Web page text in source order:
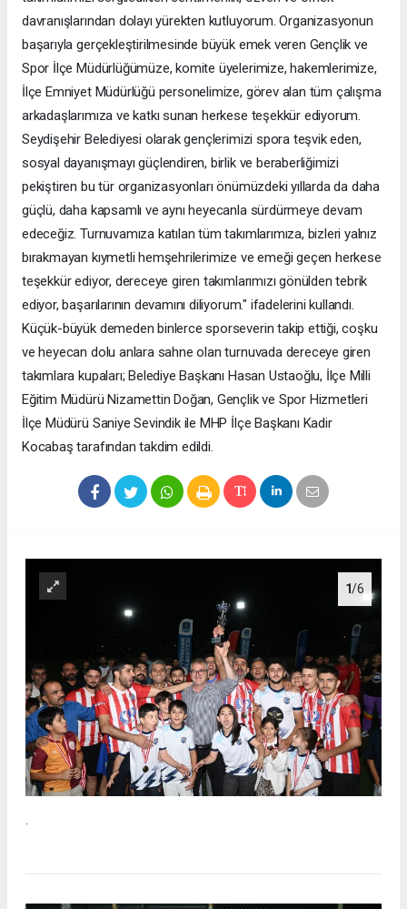
davranışlarından dolayı yürekten kutluyorum. Organizasyonun
başarıyla gerçekleştirilmesinde büyük emek veren Gençlik ve
Spor İlçe Müdürlüğümüze, komite üyelerimize, hakemlerimize,
İlçe Emniyet Müdürlüğü personelimize, görev alan tüm çalışma
arkadaşlarımıza ve katkı sunan herkese teşekkür ediyorum.
Seydişehir Belediyesi olarak gençlerimizi spora teşvik eden,
sosyal dayanışmayı güçlendiren, birlik ve beraberliğimizi
pekiştiren bu tür organizasyonları önümüzdeki yıllarda da daha
güçlü, daha kapsamlı ve aynı heyecanla sürdürmeye devam
edeceğiz. Turnuvamıza katılan tüm takımlarımıza, bizleri yalnız
bırakmayan kıymetli hemşehrilerimize ve emeği geçen herkese
teşekkür ediyor, dereceye giren takımlarımızı gönülden tebrik
ediyor, başarılarının devamını diliyorum." ifadelerini kullandı.
Küçük-büyük demeden binlerce sporseverin takip ettiği, coşku
ve heyecan dolu anlara sahne olan turnuvada dereceye giren
takımlara kupaları; Belediye Başkanı Hasan Ustaoğlu, İlçe Milli
Eğitim Müdürü Nizamettin Doğan, Gençlik ve Spor Hizmetleri
İlçe Müdürü Saniye Sevindik ile MHP İlçe Başkanı Kadir
Kocabaş tarafından takdim edildi.
1/6